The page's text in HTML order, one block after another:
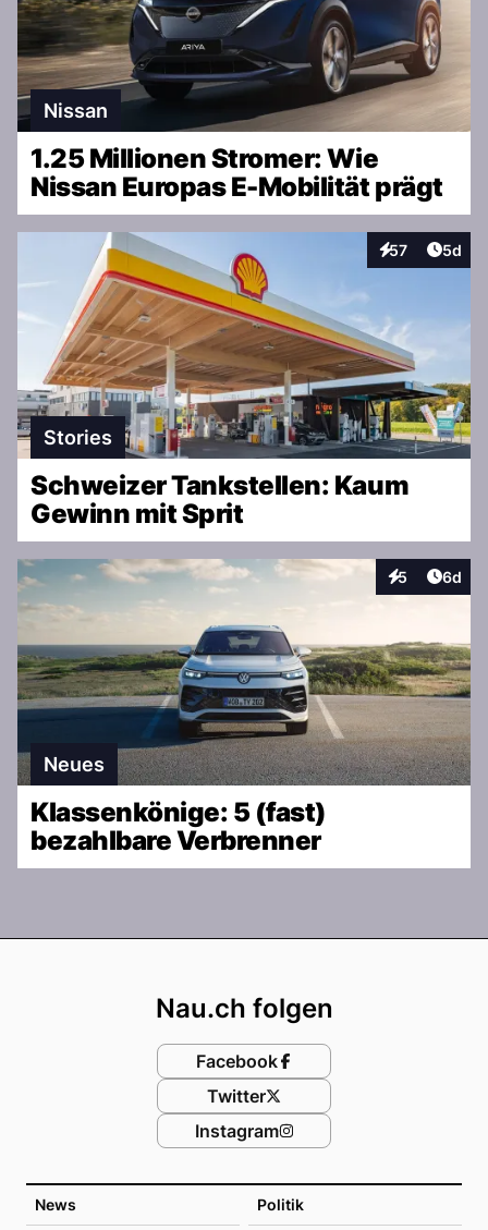
Nissan
1.25 Millionen Stromer: Wie
Nissan Europas E-Mobilität prägt
57
Interaktionen
5d
Stories
Schweizer Tankstellen: Kaum
Gewinn mit Sprit
5
Interaktionen
6d
Neues
Klassenkönige: 5 (fast)
bezahlbare Verbrenner
News Politik
Nau.ch folgen
Facebook
Twitter
Instagram